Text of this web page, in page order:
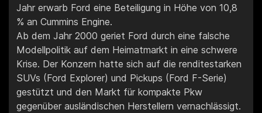
Jahr erwarb Ford eine Beteiligung in Höhe von 10,8
% an Cummins Engine.
Ab dem Jahr 2000 geriet Ford durch eine falsche
Modellpolitik auf dem Heimatmarkt in eine schwere
Krise. Der Konzern hatte sich auf die renditestarken
SUVs (Ford Explorer) und Pickups (Ford F-Serie)
gestützt und den Markt für kompakte Pkw
gegenüber ausländischen Herstellern vernachlässigt.